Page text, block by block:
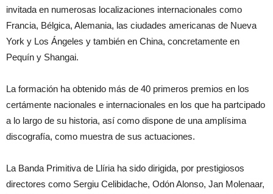
invitada en numerosas localizaciones internacionales como
Francia, Bélgica, Alemania, las ciudades americanas de Nueva
York y Los Ángeles y también en China, concretamente en
Pequín y Shangai.
La formación ha obtenido más de 40 primeros premios en los
certámente nacionales e internacionales en los que ha partcipado
a lo largo de su historia, así como dispone de una amplísima
discografía, como muestra de sus actuaciones.
La Banda Primitiva de Llíria ha sido dirigida, por prestigiosos
directores como Sergiu Celibidache, Odón Alonso, Jan Molenaar,